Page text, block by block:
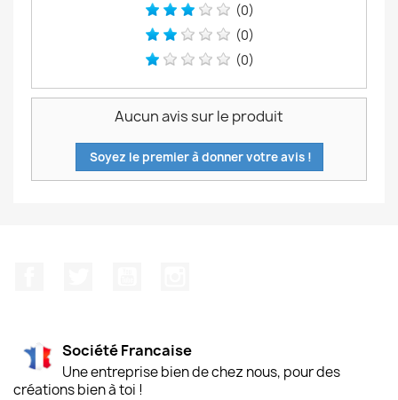
(0)
(0)
(0)
Aucun avis sur le produit
Soyez le premier à donner votre avis !
Société Francaise
Une entreprise bien de chez nous, pour des
créations bien à toi !